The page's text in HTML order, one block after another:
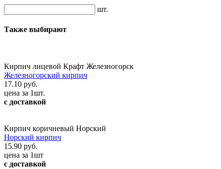
шт.
Также выбирают
Кирпич лицевой Крафт Железногорск
Железногорский кирпич
17.10 руб.
цена за 1шт.
с доставкой
Кирпич коричневый Норский
Норский кирпич
15.90 руб.
цена за 1шт
с доставкой